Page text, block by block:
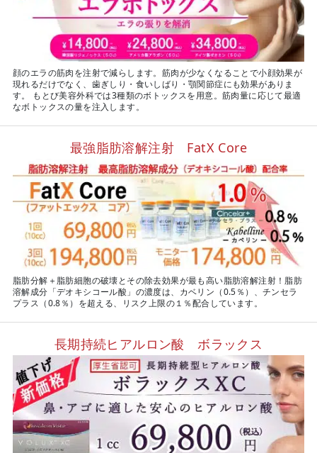
顔のエラの筋肉を注射で減らします。筋肉が少なくなることで小顔効果が
現れるだけでなく、歯ぎしり・食いしばり・顎関節症にも効果がありま
す。 もとび美容外科では3種類のボトックスを用意。筋肉量に応じて最適
なボトックスの量を注入します。
最強脂肪溶解注射 FatX Core
脂肪分解＋脂肪細胞の破壊とその除去効果が最も高い脂肪溶解注射！脂肪
溶解成分「デオキシコール酸」の濃度は、カベリン（0.5％）、チンセラ
プラス（0.8％）を超える、リスク上限の１％配合しています。
長期持続ヒアルロン酸 ボラックス